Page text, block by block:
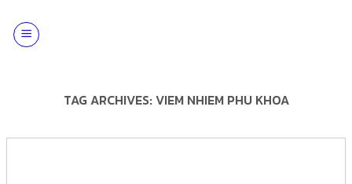
content
TAG ARCHIVES:VIEM NHIEM PHU KHOA